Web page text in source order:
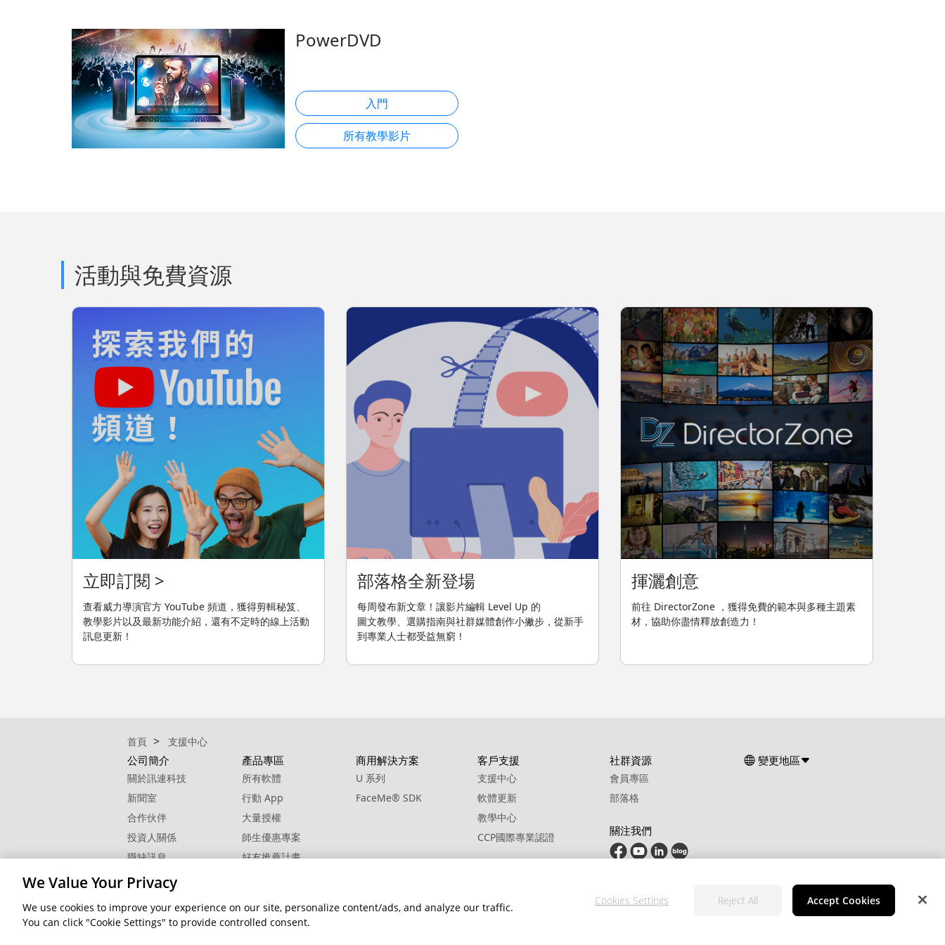
PowerDVD
入門
所有教學影片
活動與免費資源
立即訂閱 >
查看威力導演官方 YouTube 頻道，獲得剪輯秘笈、
教學影片以及最新功能介紹，還有不定時的線上活動
訊息更新！
部落格全新登場
每周發布新文章！讓影片編輯 Level Up 的
圖文教學、選購指南與社群媒體創作小撇步，從新手
到專業人士都受益無窮！
揮灑創意
前往 DirectorZone ，獲得免費的範本與多種主題素
材，協助你盡情釋放創造力！
首頁 支援中心
公司簡介
關於訊連科技
新聞室
合作伙伴
投資人關係
職缺訊息
校園大使
產品專區
所有軟體
行動 App
大量授權
師生優惠專案
好友推薦計畫
商用解決方案
U 系列
FaceMe® SDK
客戶支援
支援中心
軟體更新
教學中心
CCP國際專業認證
社群資源
會員專區
部落格
關注我們
變更地區
© 2026 訊連科技。保留所有權利。 隱私權政策
We Value Your Privacy
We use cookies to improve your experience on our site, personalize content/ads, and analyze our traffic.
You can click "Cookie Settings" to provide controlled consent.
Cookies Settings Reject All Accept Cookies